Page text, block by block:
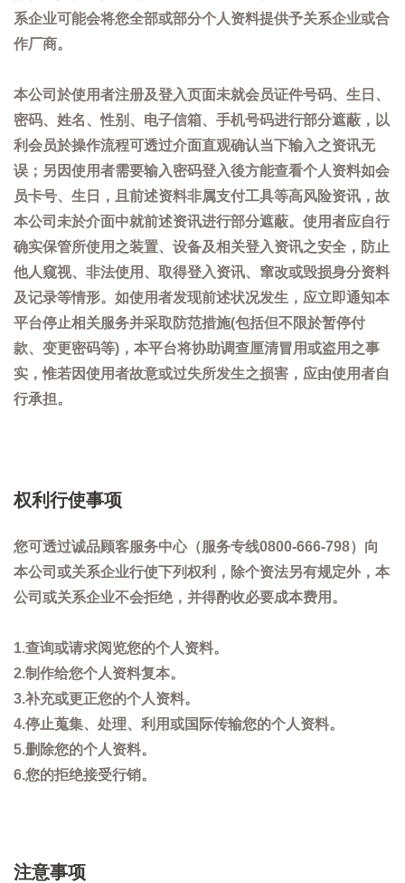
系企业可能会将您全部或部分个人资料提供予关系企业或合
作厂商。
本公司於使用者注册及登入页面未就会员证件号码、生日、
密码、姓名、性别、电子信箱、手机号码进行部分遮蔽，以
利会员於操作流程可透过介面直观确认当下输入之资讯无
误；另因使用者需要输入密码登入後方能查看个人资料如会
员卡号、生日，且前述资料非属支付工具等高风险资讯，故
本公司未於介面中就前述资讯进行部分遮蔽。使用者应自行
确实保管所使用之装置、设备及相关登入资讯之安全，防止
他人窥视、非法使用、取得登入资讯、窜改或毁损身分资料
及记录等情形。如使用者发现前述状况发生，应立即通知本
平台停止相关服务并采取防范措施(包括但不限於暂停付
款、变更密码等)，本平台将协助调查厘清冒用或盗用之事
实，惟若因使用者故意或过失所发生之损害，应由使用者自
行承担。
权利行使事项
您可透过诚品顾客服务中心（服务专线0800-666-798）向
本公司或关系企业行使下列权利，除个资法另有规定外，本
公司或关系企业不会拒绝，并得酌收必要成本费用。
1.查询或请求阅览您的个人资料。
2.制作给您个人资料复本。
3.补充或更正您的个人资料。
4.停止蒐集、处理、利用或国际传输您的个人资料。
5.删除您的个人资料。
6.您的拒绝接受行销。
注意事项